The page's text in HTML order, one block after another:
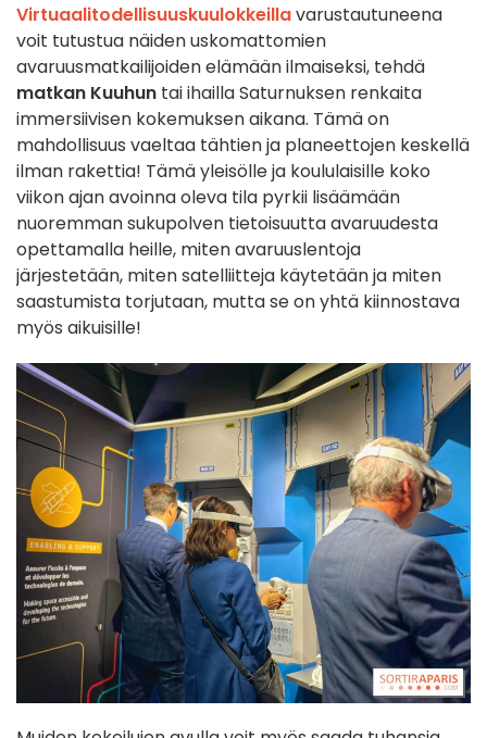
Virtuaalitodellisuuskuulokkeillavarustautuneena
voit tutustua näiden uskomattomien
avaruusmatkailijoiden elämään ilmaiseksi, tehdä
matkan Kuuhun tai ihailla Saturnuksen renkaita
immersiivisen kokemuksen aikana. Tämä on
mahdollisuus vaeltaa tähtien ja planeettojen keskellä
ilman rakettia! Tämä yleisölle ja koululaisille koko
viikon ajan avoinna oleva tila pyrkii lisäämään
nuoremman sukupolven tietoisuutta avaruudesta
opettamalla heille, miten avaruuslentoja
järjestetään, miten satelliitteja käytetään ja miten
saastumista torjutaan, mutta se on yhtä kiinnostava
myös aikuisille!